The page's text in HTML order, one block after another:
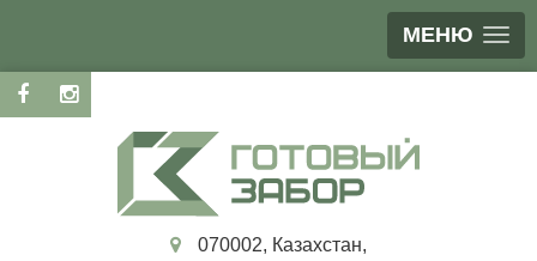
МЕНЮ
070002, Казахстан,